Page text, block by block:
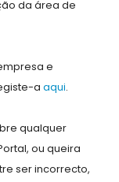
da área de
e
a aqui.
qualquer
ou queira
ser incorrecto,